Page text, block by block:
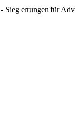
Sieg errungen für